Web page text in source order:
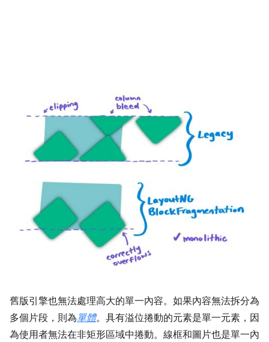
舊版引擎也無法處理高大的單一內容。如果內容無法拆分為
多個片段，則為單體。具有溢位捲動的元素是單一元素，因
為使用者無法在非矩形區域中捲動。線框和圖片也是單一內